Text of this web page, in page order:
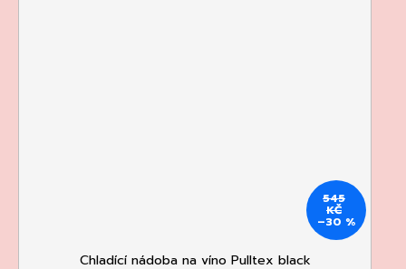
545
KČ
–30 %
Chladící nádoba na víno Pulltex black